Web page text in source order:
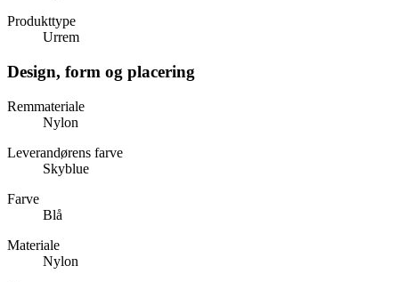
Produkttype
Urrem
Design, form og placering
Remmateriale
Nylon
Leverandørens farve
Skyblue
Farve
Blå
Materiale
Nylon